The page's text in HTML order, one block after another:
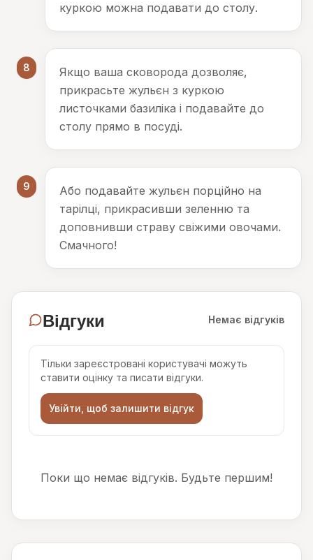
куркою можна подавати до столу.
8
Якщо ваша сковорода дозволяє,
прикрасьте жульєн з куркою
листочками базиліка і подавайте до
столу прямо в посуді.
9
Або подавайте жульєн порційно на
тарілці, прикрасивши зеленню та
доповнивши страву свіжими овочами.
Смачного!
Відгуки Немає відгуків
Тільки зареєстровані користувачі можуть
ставити оцінку та писати відгуки.
Увійти, щоб залишити відгук
Поки що немає відгуків. Будьте першим!